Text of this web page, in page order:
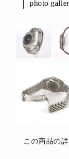
photo
この商品の